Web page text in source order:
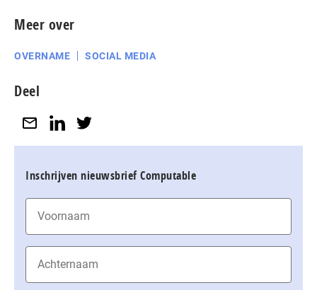
Meer over
OVERNAME SOCIAL MEDIA
Deel
Inschrijven nieuwsbrief Computable